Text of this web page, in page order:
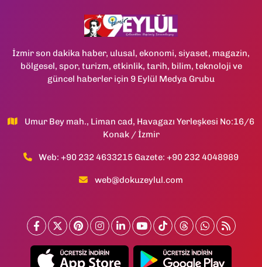
İzmir son dakika haber, ulusal, ekonomi, siyaset, magazin,
bölgesel, spor, turizm, etkinlik, tarih, bilim, teknoloji ve
güncel haberler için 9 Eylül Medya Grubu
Umur Bey mah., Liman cad, Havagazı Yerleşkesi No:16/6
Konak / İzmir
Web: +90 232 4633215 Gazete: +90 232 4048989
web@dokuzeylul.com